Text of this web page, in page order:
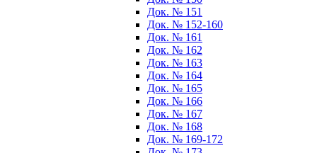
Док. № 151
Док. № 152-160
Док. № 161
Док. № 162
Док. № 163
Док. № 164
Док. № 165
Док. № 166
Док. № 167
Док. № 168
Док. № 169-172